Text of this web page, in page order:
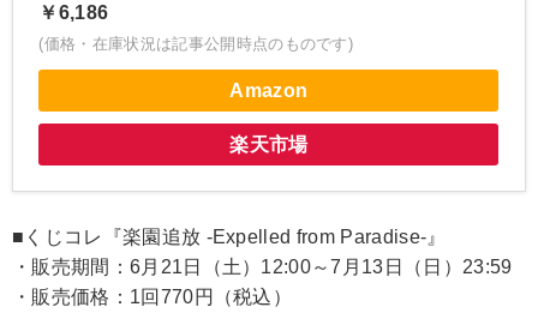
￥6,186
(価格・在庫状況は記事公開時点のものです)
Amazon
楽天市場
■くじコレ『楽園追放 -Expelled from Paradise-』
・販売期間：6月21日（土）12:00～7月13日（日）23:59
・販売価格：1回770円（税込）